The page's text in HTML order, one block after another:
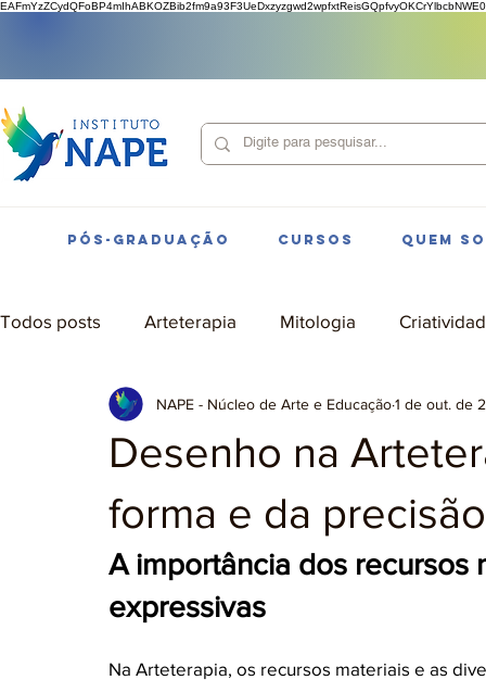
PÓS-GRADUAÇÃO CURSOS QUEM
Todos posts Arteterapia Mitologia
Desenho na
forma e da precisão
NAPE - Núcleo de Arte e Educação1 de out. de
A importância dos recursos
expressivas
Na Arteterapia, os recursos materiais e as